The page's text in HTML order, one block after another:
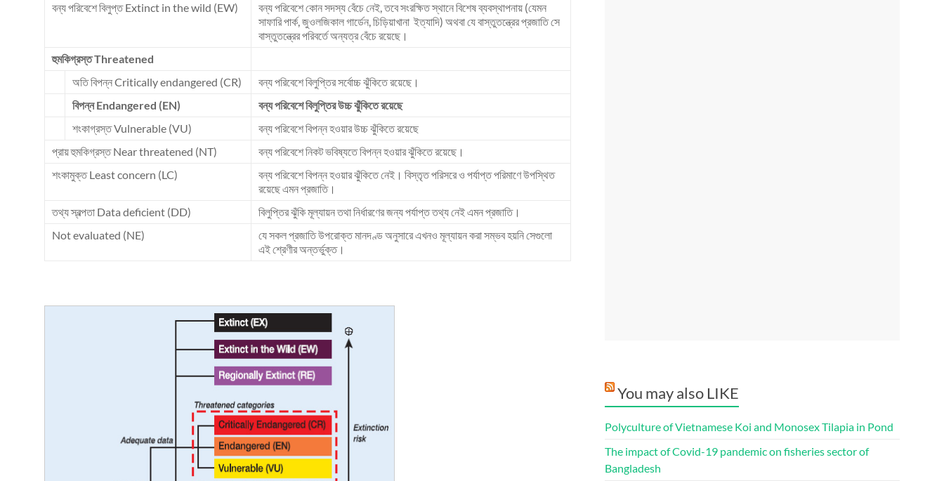
বন্য পরিবেশে বিলুপ্ত Extinct in the wild (EW)
বন্য পরিবেশে কোন সদস্য বেঁচে নেই, তবে সংরক্ষিত স্থানে বিশেষ ব্যবস্থাপনায় (যেমন
সাফারি পার্ক, জুওলজিকাল গার্ডেন, চিড়িয়াখানা ইত্যাদি) অথবা যে বাস্তুতন্ত্রের প্রজাতি সে
বাস্তুতন্ত্রের পরিবর্তে অন্যত্র বেঁচে রয়েছে।
হুমকিগ্রস্ত Threatened
অতি বিপন্ন Critically endangered (CR)
বন্য পরিবেশে বিলুপ্তির সর্বোচ্চ ঝুঁকিতে রয়েছে।
বিপন্ন Endangered (EN)
বন্য পরিবেশে বিলুপ্তির উচ্চ ঝুঁকিতে রয়েছে
শংকাগ্রস্ত Vulnerable (VU)
বন্য পরিবেশে বিপন্ন হওয়ার উচ্চ ঝুঁকিতে রয়েছে
প্রায় হুমকিগ্রস্ত Near threatened (NT)
বন্য পরিবেশে নিকট ভবিষ্যতে বিপন্ন হওয়ার ঝুঁকিতে রয়েছে।
শংকামুক্ত Least concern (LC)
বন্য পরিবেশে বিপন্ন হওয়ার ঝুঁকিতে নেই। বিস্তৃত পরিসরে ও পর্যাপ্ত পরিমাণে উপস্থিত
রয়েছে এমন প্রজাতি।
তথ্য স্বল্পতা Data deficient (DD)
বিলুপ্তির ঝুঁকি মূল্যায়ন তথা নির্ধারণের জন্য পর্যাপ্ত তথ্য নেই এমন প্রজাতি।
Not evaluated (NE)
যে সকল প্রজাতি উপরোক্ত মানদণ্ড অনুসারে এখনও মূল্যায়ন করা সম্ভব হয়নি সেগুলো
এই শ্রেণীর অন্তর্ভুক্ত।
You may also LIKE
Polyculture of Vietnamese Koi and Monosex Tilapia in Pond
The impact of Covid-19 pandemic on fisheries sector of
Bangladesh